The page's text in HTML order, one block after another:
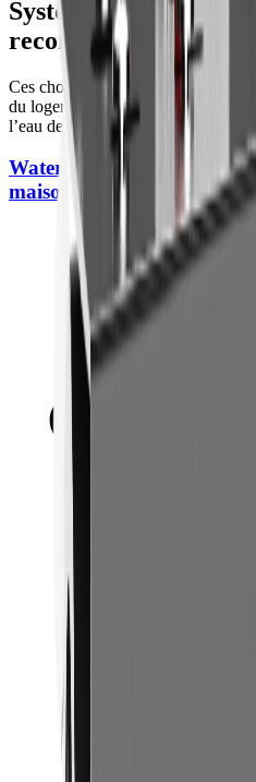
Systèmes pour toute
recommandés
Ces choix sont d’excellentes
du logement, la maîtrise des
l’eau de ville ou de puits.
WaterDrop WH Système
maison